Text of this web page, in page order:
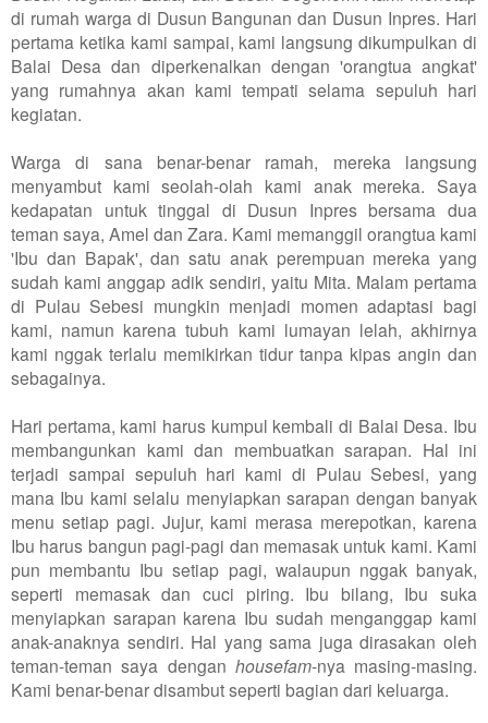
di rumah warga di Dusun Bangunan dan Dusun Inpres. Hari
pertama ketika kami sampai, kami langsung dikumpulkan di
Balai Desa dan diperkenalkan dengan 'orangtua angkat'
yang rumahnya akan kami tempati selama sepuluh hari
kegiatan.
Warga di sana benar-benar ramah, mereka langsung
menyambut kami seolah-olah kami anak mereka. Saya
kedapatan untuk tinggal di Dusun Inpres bersama dua
teman saya, Amel dan Zara. Kami memanggil orangtua kami
'Ibu dan Bapak', dan satu anak perempuan mereka yang
sudah kami anggap adik sendiri, yaitu Mita. Malam pertama
di Pulau Sebesi mungkin menjadi momen adaptasi bagi
kami, namun karena tubuh kami lumayan lelah, akhirnya
kami nggak terlalu memikirkan tidur tanpa kipas angin dan
sebagainya.
Hari pertama, kami harus kumpul kembali di Balai Desa. Ibu
membangunkan kami dan membuatkan sarapan. Hal ini
terjadi sampai sepuluh hari kami di Pulau Sebesi, yang
mana Ibu kami selalu menyiapkan sarapan dengan banyak
menu setiap pagi. Jujur, kami merasa merepotkan, karena
Ibu harus bangun pagi-pagi dan memasak untuk kami. Kami
pun membantu Ibu setiap pagi, walaupun nggak banyak,
seperti memasak dan cuci piring. Ibu bilang, Ibu suka
menyiapkan sarapan karena Ibu sudah menganggap kami
anak-anaknya sendiri. Hal yang sama juga dirasakan oleh
teman-teman saya dengan housefam-nya masing-masing.
Kami benar-benar disambut seperti bagian dari keluarga.